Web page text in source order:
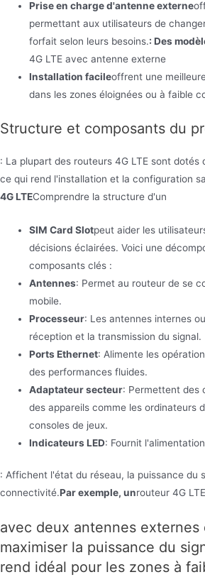
Prise en charge d'antenne externe
permettant aux utilisateurs de
forfait selon leurs besoins.: Des
4G LTE avec antenne externe
Installation facileoffrent une
dans les zones éloignées ou à faible
Structure et composants du
: La plupart des routeurs 4G LTE sont
ce qui rend l'installation et la configuration
4G LTEComprendre la structure d'un
SIM Card Slotpeut aider les
décisions éclairées. Voici une
composants clés :
Antennes: Permet au routeur de se
mobile.
Processeur: Les antennes internes
réception et la transmission du signal.
Ports Ethernet: Alimente les
des performances fluides.
Adaptateur secteur: Permettent des
des appareils comme les ordinateurs
consoles de jeux.
Indicateurs LED: Fournit
: Affichent l'état du réseau, la puissance du
connectivité.Par exemple, unrouteur 4G
avec deux antennes
maximiser la puissance du
rend idéal pour les zones à